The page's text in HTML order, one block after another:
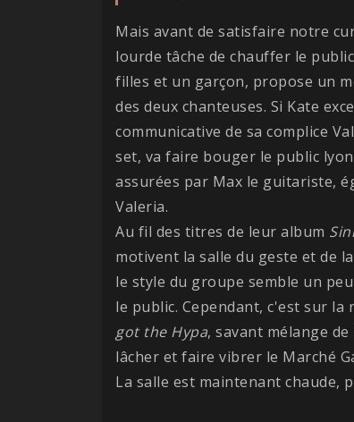
Mais avant de satisfaire notre
lourde tâche de chauffer le
filles et un garçon, propose un
des deux chanteuses. Si Kate
communicative de sa complice
set, va faire bouger le public
assurées par Max le guitariste,
Valeria.
Au fil des titres de leur album
motivent la salle du geste et de
le style du groupe semble un
le public. Cependant, c'est sur
got the Hypa, savant mélange
lâcher et faire vibrer le Marché
La salle est maintenant chaude,